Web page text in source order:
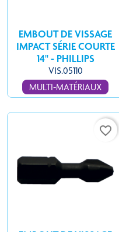
EMBOUT DE VISSAGE
IMPACT SÉRIE COURTE
14'' - PHILLIPS
VIS.05110
MULTI-MATÉRIAUX
favorite_border